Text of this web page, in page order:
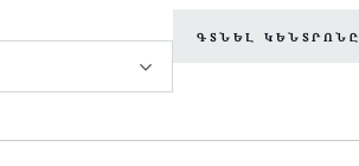
ԳՏՆԵԼ ԿԵՆՏՐՈՆԸ